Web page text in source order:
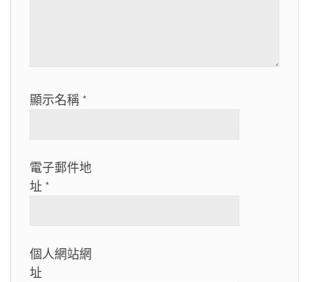
顯示名稱 *
電子郵件地
址 *
個人網站網
址